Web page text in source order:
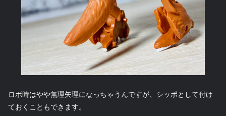
ロボ時はやや無理矢理になっちゃうんですが、シッポとして付け
ておくこともできます。